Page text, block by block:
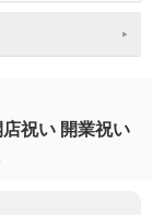
祝い 開業祝い